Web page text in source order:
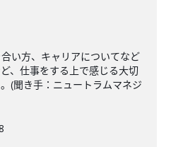
い方、キャリアについてなど
、仕事をする上で感じる大切
(聞き手：ニュートラムマネジ